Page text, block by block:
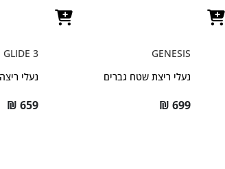
GENESIS
נעלי ריצת שטח גברים
₪ 699
GLIDE 3
נעלי
₪ 659